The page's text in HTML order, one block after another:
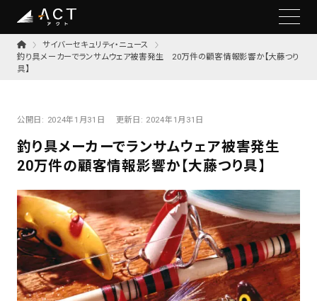
サイバーセキュリティ・ニュース
釣り具メーカーでランサムウェア被害発生 20万件の顧客情報影響か【大藤つり
具】
公開日: 2024年1月31日 更新日: 2024年1月31日
釣り具メーカーでランサムウェア被害発生
20万件の顧客情報影響か【大藤つり具】